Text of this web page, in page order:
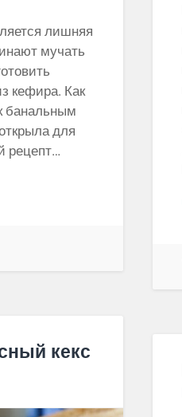
лишняя
мучать
кефира. Как
банальным
для
рецепт…
кекс